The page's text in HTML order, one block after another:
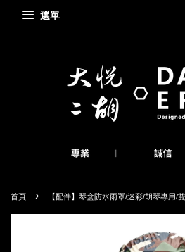
選單
首頁 › 【配件】琴盒防水雨罩/迷彩/胡琴專用/